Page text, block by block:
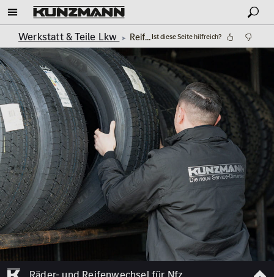
Werkstatt & Teile Lkw Reifenwechsel NFZ und LKW Ist diese Seite hilfreich?